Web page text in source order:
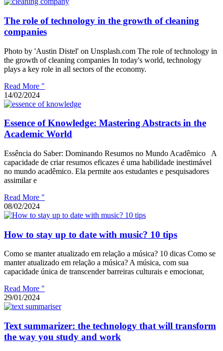
The role of technology in the growth of cleaning
companies
Photo by 'Austin Distel' on Unsplash.com The role of technology in
the growth of cleaning companies In today's world, technology
plays a key role in all sectors of the economy.
Read More "
14/02/2024
Essence of Knowledge: Mastering Abstracts in the
Academic World
Essência do Saber: Dominando Resumos no Mundo Acadêmico A
capacidade de criar resumos eficazes é uma habilidade inestimável
no mundo acadêmico. Ela permite aos estudantes e pesquisadores
assimilar e
Read More "
08/02/2024
How to stay up to date with music? 10 tips
Como se manter atualizado em relação a música? 10 dicas Como se
manter atualizado em relação a música? A música, com sua
capacidade única de transcender barreiras culturais e emocionar,
Read More "
29/01/2024
Text summarizer: the technology that will transform
the way you study and work